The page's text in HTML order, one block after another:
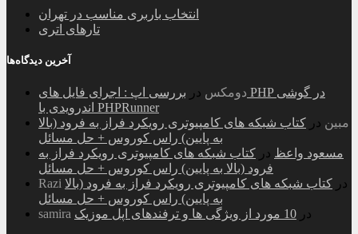
انتخاب باربری مناسب در تهران
تارهای اتری
آخرین دیدگاه‌ها
دومکس در بررسی اپ : اجرای فایل های PHP در گوشی
اندرویدی با PHPRunner
مبین در کتاب شبکه های کامپیوتری رویکرد فراز به فرود (بالا
به پایین) راس کوروس + حل مسائل
مسعود واعظ در کتاب شبکه های کامپیوتری رویکرد فراز به
فرود (بالا به پایین) راس کوروس + حل مسائل
Razi
در کتاب شبکه های کامپیوتری رویکرد فراز به فرود (بالا
به پایین) راس کوروس + حل مسائل
samira
در 10 مورد از ویژگی ها و ترفندهای اپل موزیک